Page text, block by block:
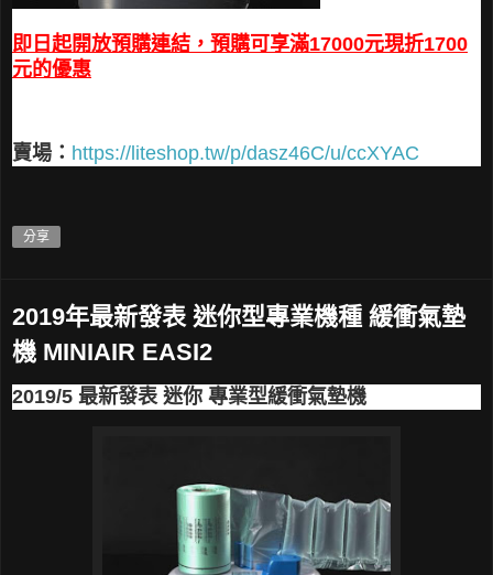
即日起開放預購連結，預購可享滿17000元現折1700
元的優惠
賣場： https://liteshop.tw/p/dasz46C/u/ccXYAC
分享
2019年最新發表 迷你型專業機種 緩衝氣墊
機 MINIAIR EASI2
2019/5 最新發表 迷你 專業型緩衝氣墊機